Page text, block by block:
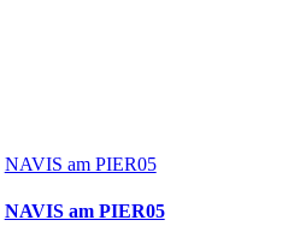
NAVIS am PIER05
NAVIS am PIER05